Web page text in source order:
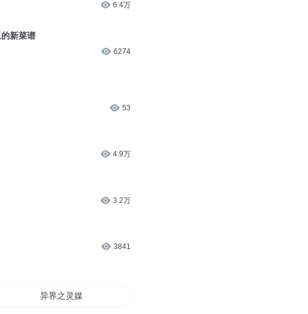
6.4万
新菜谱
6274
53
4.9万
3.2万
3841
异界之灵媒战天